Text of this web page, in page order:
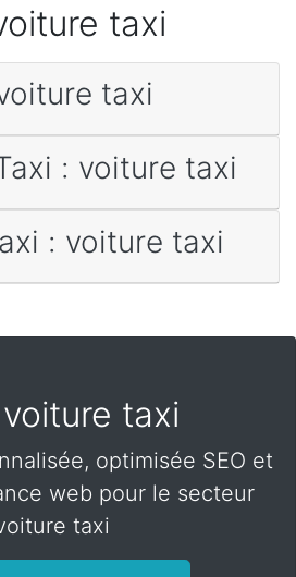
taxi
taxi
: voiture taxi
: voiture taxi
voiture taxi
optimisée SEO et
web pour le secteur
taxi